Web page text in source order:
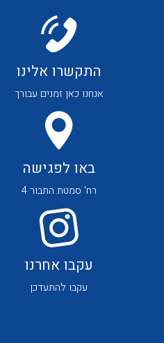
לכל מוצרי היצרן
לכל מוצרי היצרן
התקשרו אלינו
אנחנו כאן זמנים עבורך
באו לפגישה
רח' סמטת התבור 4
עקבו אחרנו
עקבו להתעדכן